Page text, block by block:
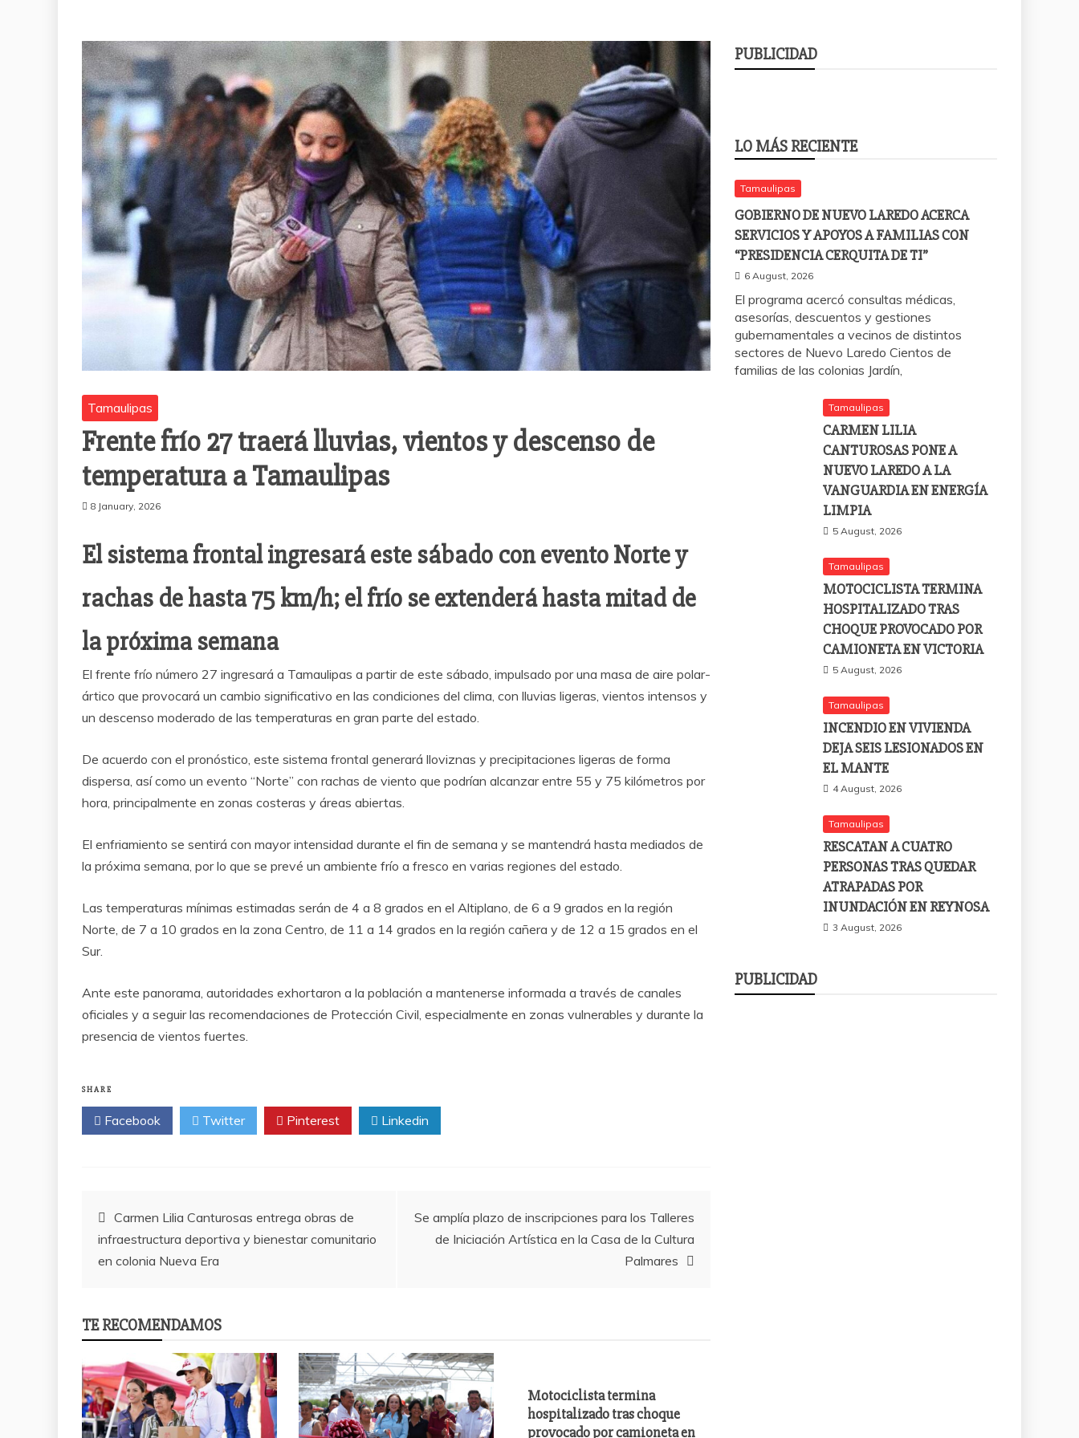
Tamaulipas
Frente frío 27 traerá lluvias, vientos y descenso de
temperatura a Tamaulipas
8 January, 2026
El sistema frontal ingresará este sábado con evento Norte y
rachas de hasta 75 km/h; el frío se extenderá hasta mitad de
la próxima semana
El frente frío número 27 ingresará a Tamaulipas a partir de este sábado, impulsado por una masa de aire polar-
ártico que provocará un cambio significativo en las condiciones del clima, con lluvias ligeras, vientos intensos y
un descenso moderado de las temperaturas en gran parte del estado.
De acuerdo con el pronóstico, este sistema frontal generará lloviznas y precipitaciones ligeras de forma
dispersa, así como un evento “Norte” con rachas de viento que podrían alcanzar entre 55 y 75 kilómetros por
hora, principalmente en zonas costeras y áreas abiertas.
El enfriamiento se sentirá con mayor intensidad durante el fin de semana y se mantendrá hasta mediados de
la próxima semana, por lo que se prevé un ambiente frío a fresco en varias regiones del estado.
Las temperaturas mínimas estimadas serán de 4 a 8 grados en el Altiplano, de 6 a 9 grados en la región
Norte, de 7 a 10 grados en la zona Centro, de 11 a 14 grados en la región cañera y de 12 a 15 grados en el
Sur.
Ante este panorama, autoridades exhortaron a la población a mantenerse informada a través de canales
oficiales y a seguir las recomendaciones de Protección Civil, especialmente en zonas vulnerables y durante la
presencia de vientos fuertes.
SHARE
Facebook Twitter Pinterest Linkedin
Post
navigation
Carmen Lilia Canturosas entrega obras de
infraestructura deportiva y bienestar comunitario
en colonia Nueva Era
Se amplía plazo de inscripciones para los Talleres
de Iniciación Artística en la Casa de la Cultura
Palmares
TE RECOMENDAMOS
Motociclista termina
hospitalizado tras choque
provocado por camioneta en
PUBLICIDAD
LO MÁS RECIENTE
Tamaulipas
GOBIERNO DE NUEVO LAREDO ACERCA
SERVICIOS Y APOYOS A FAMILIAS CON
“PRESIDENCIA CERQUITA DE TI”
6 August, 2026
El programa acercó consultas médicas,
asesorías, descuentos y gestiones
gubernamentales a vecinos de distintos
sectores de Nuevo Laredo Cientos de
familias de las colonias Jardín,
Tamaulipas
CARMEN LILIA
CANTUROSAS PONE A
NUEVO LAREDO A LA
VANGUARDIA EN ENERGÍA
LIMPIA
5 August, 2026
Tamaulipas
MOTOCICLISTA TERMINA
HOSPITALIZADO TRAS
CHOQUE PROVOCADO POR
CAMIONETA EN VICTORIA
5 August, 2026
Tamaulipas
INCENDIO EN VIVIENDA
DEJA SEIS LESIONADOS EN
EL MANTE
4 August, 2026
Tamaulipas
RESCATAN A CUATRO
PERSONAS TRAS QUEDAR
ATRAPADAS POR
INUNDACIÓN EN REYNOSA
3 August, 2026
PUBLICIDAD